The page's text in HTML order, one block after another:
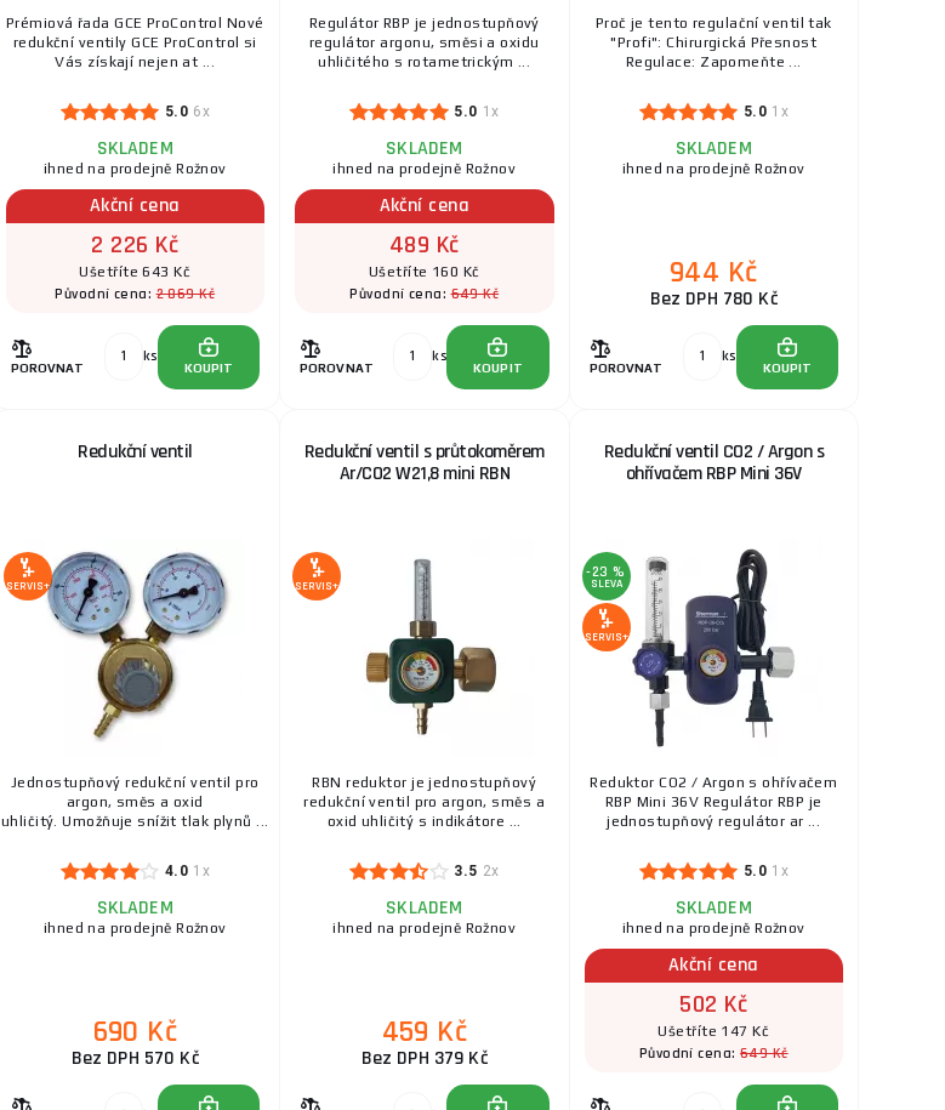
Lahvový redukční ventil pro argon nebo směsný plyn. Ventil je vybaven
vstupním manometrem (pro tlak v lahvi) a výstupním ...
ks KOUPIT
Redukční ventil s průtokoměrem Ar/CO2 W21,8 mini RBN
RBN reduktor je jednostupňový redukční ventil pro argon, směs a oxid
uhličitý s indikátorem průtoku plynu rotametrem a m ...
459 Kč
a na prodejně Rožnov
ks
Redukční ventil GCE Dincontrol ARGON 200/30 l - průtokoměr
Lahvový redukční ventil pro argon nebo směsný plyn. Ventil je vybaven
3 696 Kč
SKLADEM u dodavatele
RV REG G250 AR200/30L W218R Smart Control k malým
Technické Parametry: Plyn: ArgonTělo: Mosazný výkovekZvon: Slitina
Zn/AlPřípojky, matice a fitinky: MosazVstupní/výstup ...
1 172 Kč
ks KOUPIT
Prémiová řada GCE ProControl Nové
redukční ventily GCE ProControl si
Vás získají nejen at ...
5.0 6x
SKLADEM
ihned na prodejně Rožnov
Akční cena
2 226 Kč
Ušetříte 643 Kč
Původní cena:2 869 Kč
POROVNAT
ks
KOUPIT
Regulátor RBP je jednostupňový
regulátor argonu, směsi a oxidu
uhličitého s rotametrickým ...
5.0 1x
SKLADEM
ihned na prodejně Rožnov
Akční cena
489 Kč
Ušetříte 160 Kč
Původní cena:649 Kč
POROVNAT
ks
KOUPIT
Proč je tento regulační ventil tak
"Profi": Chirurgická Přesnost
Regulace: Zapomeňte ...
5.0 1x
SKLADEM
ihned na prodejně Rožnov
944 Kč
Bez DPH 780 Kč
POROVNAT
ks
KOUPIT
Redukční ventil
SERVIS+
Jednostupňový redukční ventil pro
argon, směs a oxid
uhličitý. Umožňuje snížit tlak plynů ...
4.0 1x
SKLADEM
ihned na prodejně Rožnov
690 Kč
Bez DPH 570 Kč
Redukční ventil s průtokoměrem
Ar/CO2 W21,8 mini RBN
SERVIS+
RBN reduktor je jednostupňový
redukční ventil pro argon, směs a
oxid uhličitý s indikátore ...
3.5 2x
SKLADEM
ihned na prodejně Rožnov
459 Kč
Bez DPH 379 Kč
Redukční ventil CO2 / Argon s
ohřívačem RBP Mini 36V
-23 %
SLEVA
SERVIS+
Reduktor CO2 / Argon s ohřívačem
RBP Mini 36V Regulátor RBP je
jednostupňový regulátor ar ...
5.0 1x
SKLADEM
ihned na prodejně Rožnov
Akční cena
502 Kč
Ušetříte 147 Kč
Původní cena:649 Kč